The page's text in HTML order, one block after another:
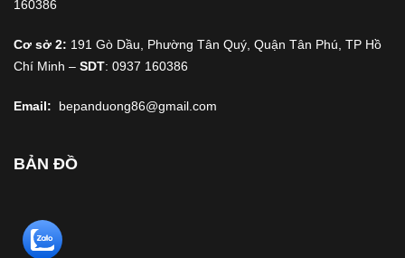
160386
Cơ sở 2: 191 Gò Dầu, Phường Tân Quý, Quận Tân Phú, TP Hồ
Chí Minh – SDT: 0937 160386
Email: bepanduong86@gmail.com
BẢN ĐỒ